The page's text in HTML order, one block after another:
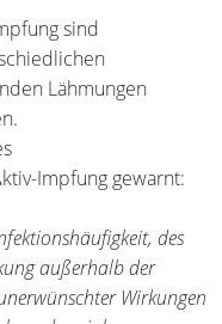
sind
Lähmungen
Impfung gewarnt:
des
außerhalb der
Wirkungen